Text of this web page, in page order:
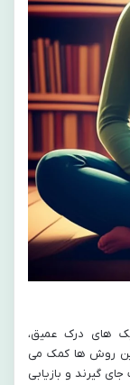
های درک عمیق،
روش ها کمک می
گیرند و بازیابی